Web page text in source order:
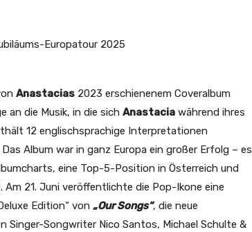
Anastacias 2023 erschienenem Coveralbum
an die Musik, in die sich Anastacia während ihres
12 englischsprachige Interpretationen
Album war in ganz Europa ein großer Erfolg – es
eine Top-5-Position in Österreich und
21. Juni veröffentlichte die Pop-Ikone eine
Edition“ von „Our Songs“, die neue
Singer-Songwriter Nico Santos, Michael Schulte &